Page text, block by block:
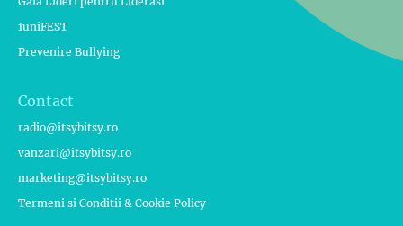
1uniFEST
Prevenire Bullying
Contact
radio@itsybitsy.ro
vanzari@itsybitsy.ro
marketing@itsybitsy.ro
Termeni si Conditii & Cookie Policy